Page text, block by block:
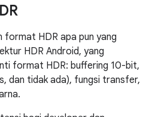
HDR apa pun yang
HDR Android, yang
format HDR: buffering 10-bit,
dan tidak ada), fungsi transfer,